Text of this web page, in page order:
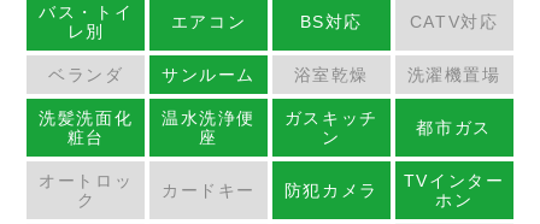
バス・トイ
レ別
エアコン BS対応 CATV対応
ベランダ サンルーム 浴室乾燥 洗濯機置場
洗髪洗面化
粧台
温水洗浄便
座
ガスキッチ
ン
都市ガス
オートロッ
ク
カードキー 防犯カメラ
TVインター
ホン